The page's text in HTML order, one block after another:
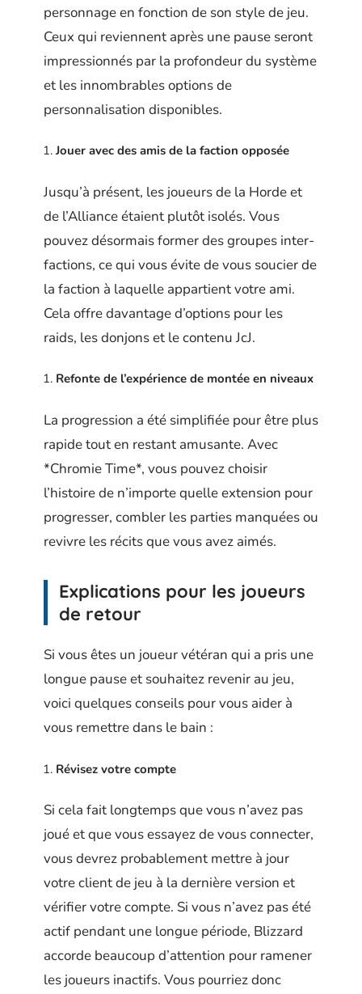
personnage en fonction de son style de jeu.
Ceux qui reviennent après une pause seront
impressionnés par la profondeur du système
et les innombrables options de
personnalisation disponibles.
Jouer avec des amis de la faction opposée
Jusqu’à présent, les joueurs de la Horde et
de l’Alliance étaient plutôt isolés. Vous
pouvez désormais former des groupes inter-
factions, ce qui vous évite de vous soucier de
la faction à laquelle appartient votre ami.
Cela offre davantage d’options pour les
raids, les donjons et le contenu JcJ.
Refonte de l’expérience de montée en niveaux
La progression a été simplifiée pour être plus
rapide tout en restant amusante. Avec
*Chromie Time*, vous pouvez choisir
l’histoire de n’importe quelle extension pour
progresser, combler les parties manquées ou
revivre les récits que vous avez aimés.
Explications pour les joueurs
de retour
Si vous êtes un joueur vétéran qui a pris une
longue pause et souhaitez revenir au jeu,
voici quelques conseils pour vous aider à
vous remettre dans le bain :
Révisez votre compte
Si cela fait longtemps que vous n’avez pas
joué et que vous essayez de vous connecter,
vous devrez probablement mettre à jour
votre client de jeu à la dernière version et
vérifier votre compte. Si vous n’avez pas été
actif pendant une longue période, Blizzard
accorde beaucoup d’attention pour ramener
les joueurs inactifs. Vous pourriez donc